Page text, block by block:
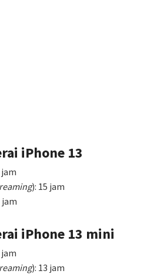
iPhone 13
): 15 jam
jam
iPhone 13 mini
): 13 jam